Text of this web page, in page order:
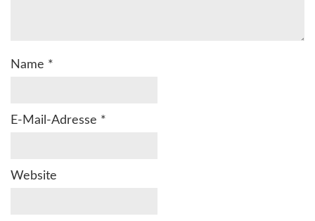
Name *
E-Mail-Adresse *
Website